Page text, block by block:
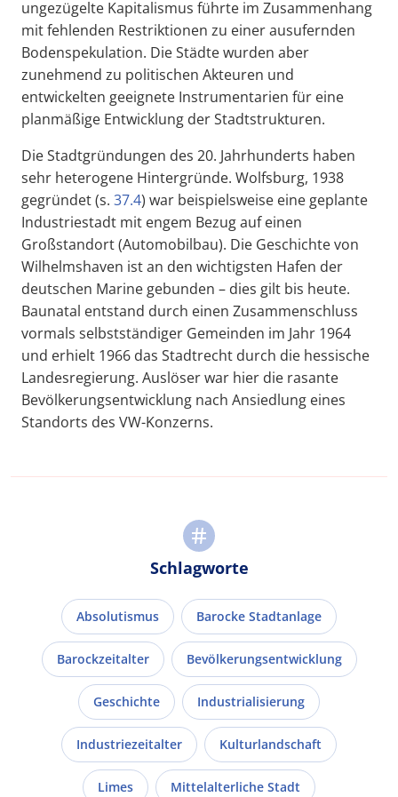
ungezügelte Kapitalismus führte im Zusammenhang
mit fehlenden Restriktionen zu einer ausufernden
Bodenspekulation. Die Städte wurden aber
zunehmend zu politischen Akteuren und
entwickelten geeignete Instrumentarien für eine
planmäßige Entwicklung der Stadtstrukturen.
Die Stadtgründungen des 20. Jahrhunderts haben
sehr heterogene Hintergründe. Wolfsburg, 1938
gegründet (s. 37.4) war beispielsweise eine geplante
Industriestadt mit engem Bezug auf einen
Großstandort (Automobilbau). Die Geschichte von
Wilhelmshaven ist an den wichtigsten Hafen der
deutschen Marine gebunden – dies gilt bis heute.
Baunatal entstand durch einen Zusammenschluss
vormals selbstständiger Gemeinden im Jahr 1964
und erhielt 1966 das Stadtrecht durch die hessische
Landesregierung. Auslöser war hier die rasante
Bevölkerungsentwicklung nach Ansiedlung eines
Standorts des VW-Konzerns.
Schlagworte
Absolutismus Barocke Stadtanlage
Barockzeitalter Bevölkerungsentwicklung
Geschichte Industrialisierung
Industriezeitalter Kulturlandschaft
Limes Mittelalterliche Stadt